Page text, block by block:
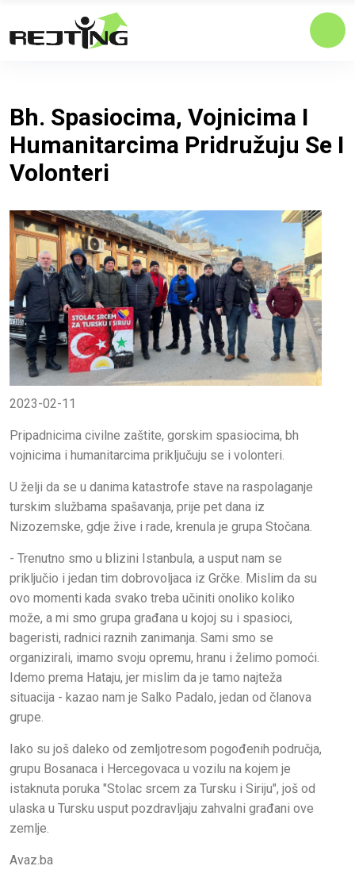
Bh. Spasiocima, Vojnicima I
Humanitarcima Pridružuju Se I
Volonteri
2023-02-11
Pripadnicima civilne zaštite, gorskim spasiocima, bh
vojnicima i humanitarcima priključuju se i volonteri.
U želji da se u danima katastrofe stave na raspolaganje
turskim službama spašavanja, prije pet dana iz
Nizozemske, gdje žive i rade, krenula je grupa Stočana.
- Trenutno smo u blizini Istanbula, a usput nam se
priključio i jedan tim dobrovoljaca iz Grčke. Mislim da su
ovo momenti kada svako treba učiniti onoliko koliko
može, a mi smo grupa građana u kojoj su i spasioci,
bageristi, radnici raznih zanimanja. Sami smo se
organizirali, imamo svoju opremu, hranu i želimo pomoći.
Idemo prema Hataju, jer mislim da je tamo najteža
situacija - kazao nam je Salko Padalo, jedan od članova
grupe.
Iako su još daleko od zemljotresom pogođenih područja,
grupu Bosanaca i Hercegovaca u vozilu na kojem je
istaknuta poruka "Stolac srcem za Tursku i Siriju", još od
ulaska u Tursku usput pozdravljaju zahvalni građani ove
zemlje.
Avaz.ba